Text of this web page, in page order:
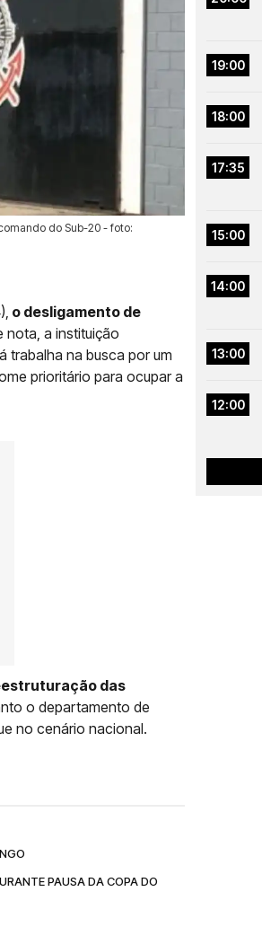
do Sub-20 - foto:
o desligamento de
nota, a instituição
trabalha na busca por um
prioritário para ocupar a
das
o departamento de
no cenário nacional.
PAUSA DA COPA DO
19:00
18:00
17:35
15:00
14:00
13:00
12:00